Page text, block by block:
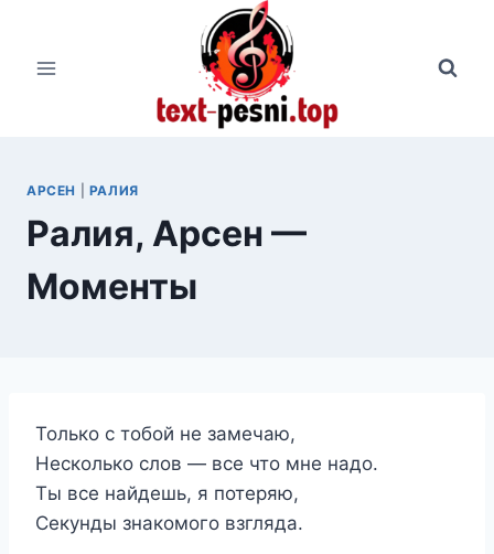
содержимому
АРСЕН РАЛИЯ
Ралия, Арсен —
Моменты
Только с тобой не замечаю,
Несколько слов — все что мне надо.
Ты все найдешь, я потеряю,
Секунды знакомого взгляда.